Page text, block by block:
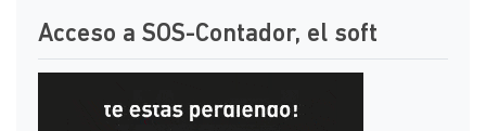
Acceso a SOS-Contador, el soft